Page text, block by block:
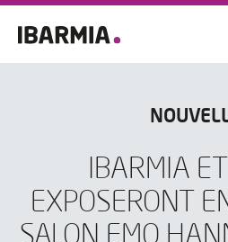
IBARMIA
EXPOSERONT